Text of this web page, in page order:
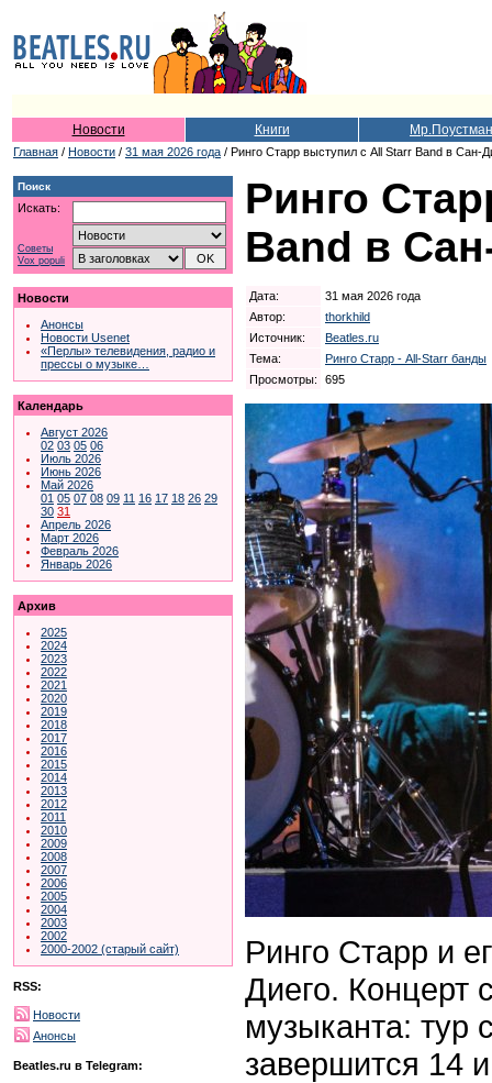
Новости Книги Мр.Поустман
Главная / Новости / 31 мая 2026 года / Ринго Старр выступил с All Starr Band в Сан-
Поиск
Искать:
Советы
Vox populi
Новости
Анонсы
Новости Usenet
«Перлы» телевидения, радио и
прессы о музыке…
Календарь
Август 2026
02 03 05 06
Июль 2026
Июнь 2026
Май 2026
01 05 07 08 09 11 16 17 18 26 29
30 31
Апрель 2026
Март 2026
Февраль 2026
Январь 2026
Архив
2025
2024
2023
2022
2021
2020
2019
2018
2017
2016
2015
2014
2013
2012
2011
2010
2009
2008
2007
2006
2005
2004
2003
2002
2000-2002 (старый сайт)
RSS:
Новости
Анонсы
Beatles.ru в Telegram:
Ринго
Band в
Дата:
31 мая 2026 года
Автор:
thorkhild
Источник:
Beatles.ru
Тема:
Ринго Старр - All-Starr банды
Просмотры:
695
Ринго Старр и
Диего. Концерт
музыканта: тур
завершится 14